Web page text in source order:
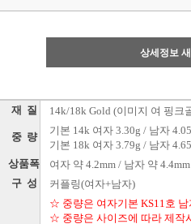
상세정보
재 질 14k/18k Gold (이미지 여 핑크
중 량
기본 14k 여자 3.30g / 남자
기본 18k 여자 3.79g / 남자
상품폭 여자 약 4.2mm / 남자 약 4.4mm
구 성 커플링(여자+남자)
☆ 중량은 여자기본 KS11호
☆ 중량은 사이즈에 따라 제작